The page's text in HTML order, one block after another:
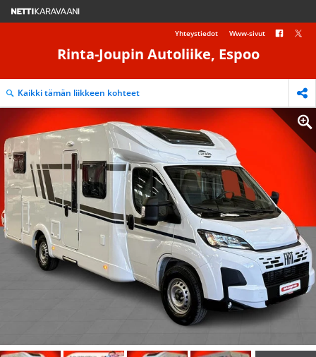
Rinta-Joupin Autoliike, Espoo
Yhteystiedot Www-sivut
Kaikki tämän liikkeen kohteet